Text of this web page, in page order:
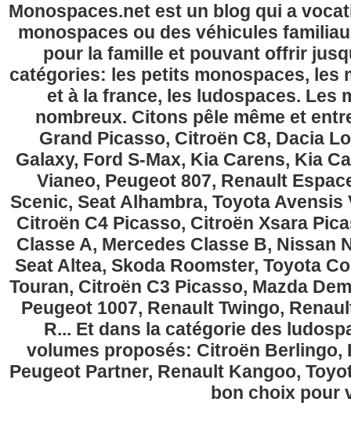
Monospaces.net est un blog qui a
monospaces ou des véhicules
pour la famille et pouvant offrir
catégories: les petits monospaces, les
et à la france, les ludospaces. Les
nombreux. Citons pêle même et
Grand Picasso, Citroën C8, Dacia
Galaxy, Ford S-Max, Kia Carens, Kia
Vianeo, Peugeot 807, Renault
Scenic, Seat Alhambra, Toyota
Citroën C4 Picasso, Citroën Xsara
Classe A, Mercedes Classe B, Nissan
Seat Altea, Skoda Roomster, Toyota
Touran, Citroën C3 Picasso, Mazda
Peugeot 1007, Renault Twingo,
R... Et dans la catégorie des
volumes proposés: Citroën Berlingo,
Peugeot Partner, Renault Kangoo,
bon choix pour